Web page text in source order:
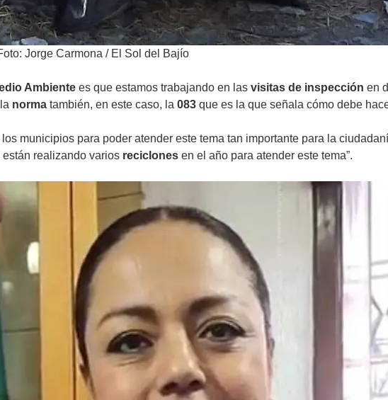
Jorge Carmona / El Sol del Bajío
Ambiente es que estamos trabajando en las visitas de inspección en
norma también, en este caso, la 083 que es la que señala cómo debe
municipios para poder atender este tema tan importante para la
están realizando varios reciclones en el año para atender este tema”.